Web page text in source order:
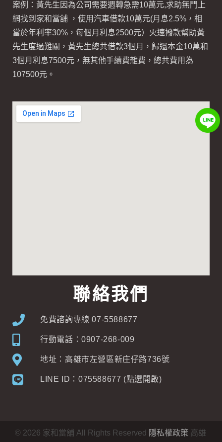
案例：黃先生因為公司需要週轉急需10萬元,求助無門上
網找到家和當舖 ，使用汽車借款10萬元(月息2.5%，相
當於年利率30%，每個月利息2500元）火速撥款幫助黃
先生度過難關，黃先生總共借款3個月，歸還本金10萬和
3個月利息7500元，無其他手續費雜費，總共費用為
107500元。
聯絡我們
免費諮詢專線 07-5588677
行動電話：0907-268-009
地址：高雄市左營區新庄仔路736號
LINE ID：075588677 (點選開啟)
© 2026 家和當舖 All Rights Reserved 隱私權政策 高雄